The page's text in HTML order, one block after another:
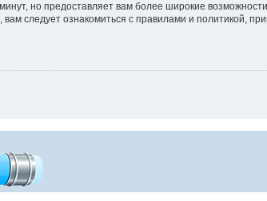
но предоставляет вам более широкие
следует ознакомиться с правилами и политикой,